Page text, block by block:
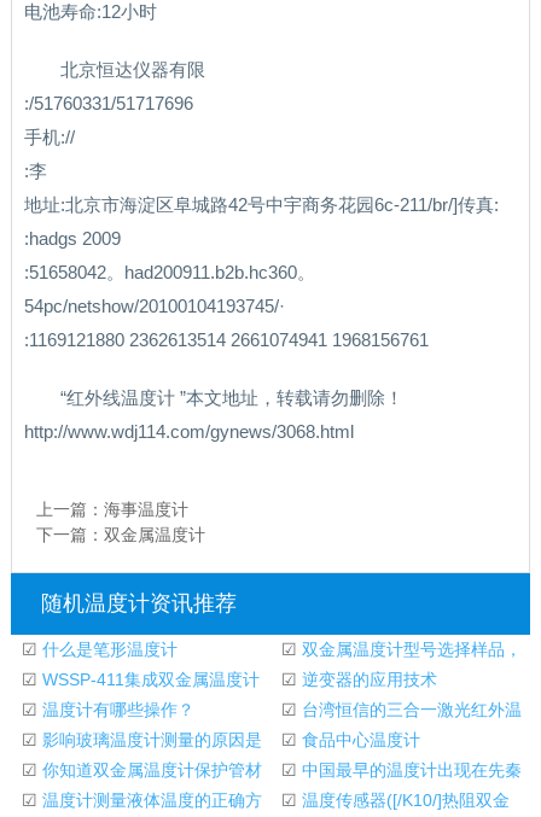
电池寿命:12小时
北京恒达仪器有限
:/51760331/51717696
手机://
:李
地址:北京市海淀区阜城路42号中宇商务花园6c-211/br/]传真:
:hadgs 2009
:51658042。had200911.b2b.hc360。
54pc/netshow/20100104193745/·
:1169121880 2362613514 2661074941 1968156761
“红外线温度计 ”本文地址，转载请勿删除！
http://www.wdj114.com/gynews/3068.html
上一篇： 海事温度计
下一篇： 双金属温度计
随机温度计资讯推荐
☑ 什么是笔形温度计 ☑ 双金属温度计型号选择样品，
常州瑞明仪器厂
☑ WSSP-411集成双金属温度计 ☑ 逆变器的应用技术
☑ 温度计有哪些操作？ ☑ 台湾恒信的三合一激光红外温
度计是哪一款
☑ 影响玻璃温度计测量的原因是
什么？
☑ 食品中心温度计
☑ 你知道双金属温度计保护管材
料的特性和用途
☑ 中国最早的温度计出现在先秦
时期，被命名为
☑ 温度计测量液体温度的正确方 ☑ 温度传感器([/K10/]热阻双金